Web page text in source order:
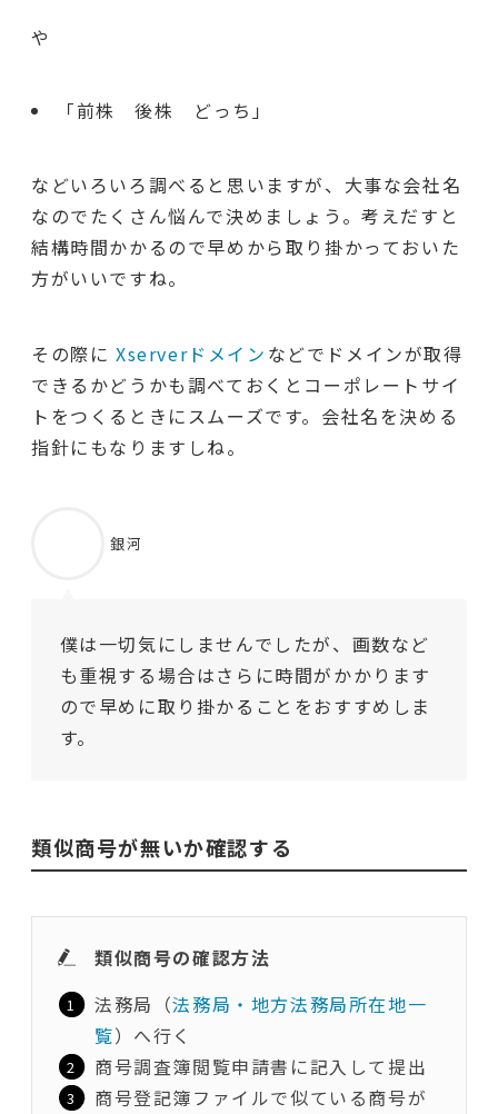
や
「前株 後株 どっち」
などいろいろ調べると思いますが、大事な会社名
なのでたくさん悩んで決めましょう。考えだすと
結構時間かかるので早めから取り掛かっておいた
方がいいですね。
その際に Xserverドメイン などでドメインが取得
できるかどうかも調べておくとコーポレートサイ
トをつくるときにスムーズです。会社名を決める
指針にもなりますしね。
銀河
僕は一切気にしませんでしたが、画数など
も重視する場合はさらに時間がかかります
ので早めに取り掛かることをおすすめしま
す。
類似商号が無いか確認する
類似商号の確認方法
法務局（法務局・地方法務局所在地一
覧）へ行く
商号調査簿閲覧申請書に記入して提出
商号登記簿ファイルで似ている商号が